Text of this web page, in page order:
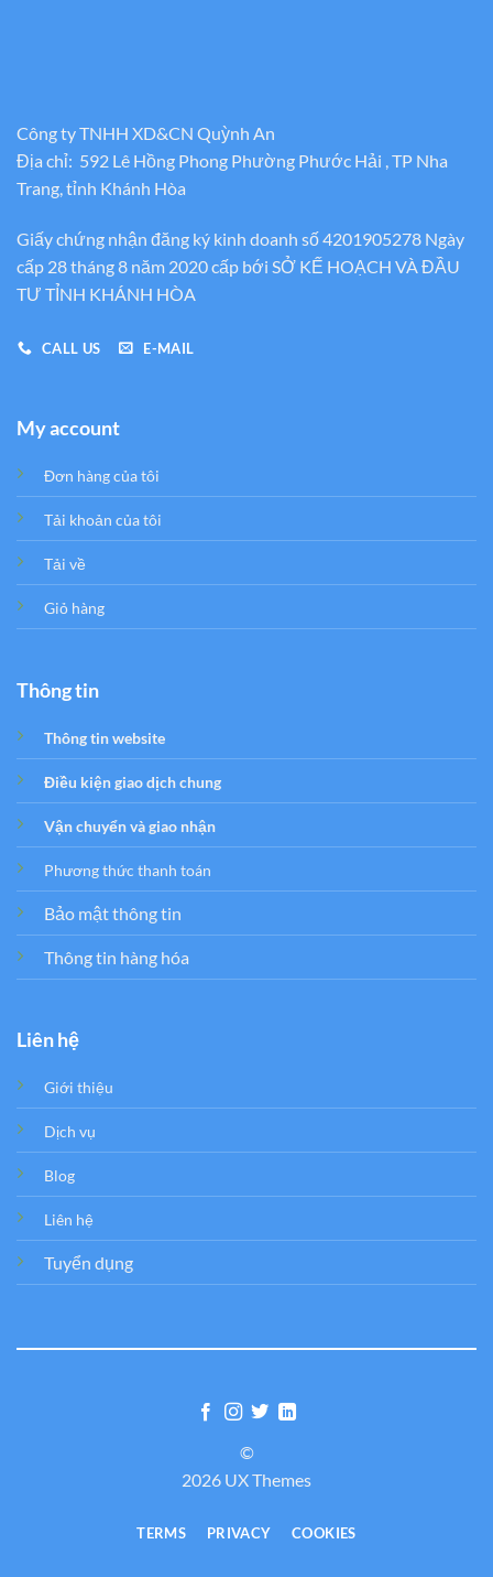
Công ty TNHH XD&CN Quỳnh An
Địa chỉ: 592 Lê Hồng Phong Phường Phước Hải , TP Nha
Trang, tỉnh Khánh Hòa
Giấy chứng nhận đăng ký kinh doanh số 4201905278 Ngày
cấp 28 tháng 8 năm 2020 cấp bới SỞ KẾ HOẠCH VÀ ĐẦU
TƯ TỈNH KHÁNH HÒA
CALL US E-MAIL
My account
Đơn hàng của tôi
Tải khoản của tôi
Tải về
Giỏ hàng
Thông tin
Thông tin website
Điều kiện giao dịch chung
Vận chuyển và giao nhận
Phương thức thanh toán
Bảo mật thông tin
Thông tin hàng hóa
Liên hệ
Giới thiệu
Dịch vụ
Blog
Liên hệ
Tuyển dụng
©
2026 UX Themes
TERMS PRIVACY COOKIES